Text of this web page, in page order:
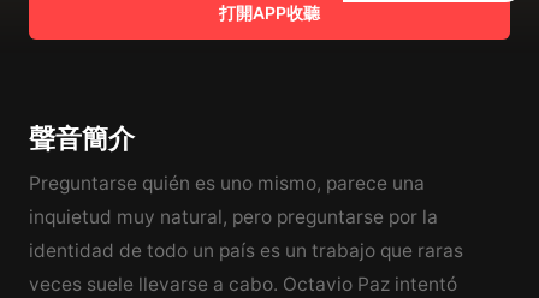
打開APP收聽
聲音簡介
Preguntarse quién es uno mismo, parece una
inquietud muy natural, pero preguntarse por la
identidad de todo un país es un trabajo que raras
veces suele llevarse a cabo. Octavio Paz intentó